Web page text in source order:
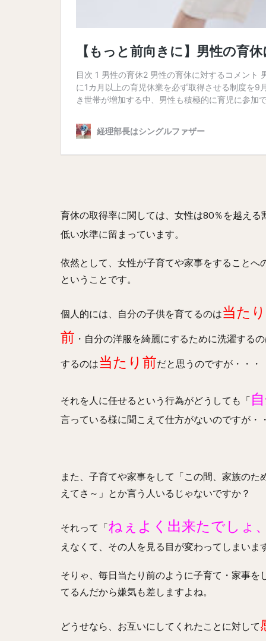
育休の取得率に関しては、女性は80％を越え
低い水準に留まっています。
依然として、女性が子育てや家事をすること
ということです。
個人的には、自分の子供を育てるのは当た
前 ・自分の洋服を綺麗にするために洗濯する
するのは当たり前だと思うのですが・・・
それを人に任せるという行為がどうしても「
言っている様に聞こえて仕方がないのですが・
また、子育てや家事をして「この間、家族の
えてさ～」とか言う人いるじゃないですか？
それって「ねぇよく出来たでしょ
えなくて、その人を見る目が変わってしまいま
そりゃ、毎日当たり前のように子育て・家事
てるんだから嫌気も差しますよね。
どうせなら、お互いにしてくれたことに対して